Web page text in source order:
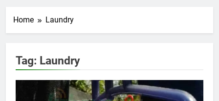
Home Laundry
Tag: Laundry